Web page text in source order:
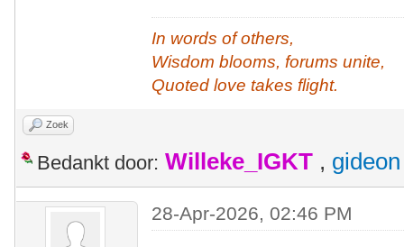
In words of others,
Wisdom blooms, forums unite,
Quoted love takes flight.
Zoek
Bedankt door: Willeke_IGKT , gideon
28-Apr-2026, 02:46 PM